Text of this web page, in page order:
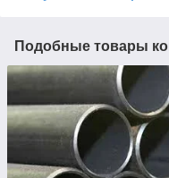
Подобные товары